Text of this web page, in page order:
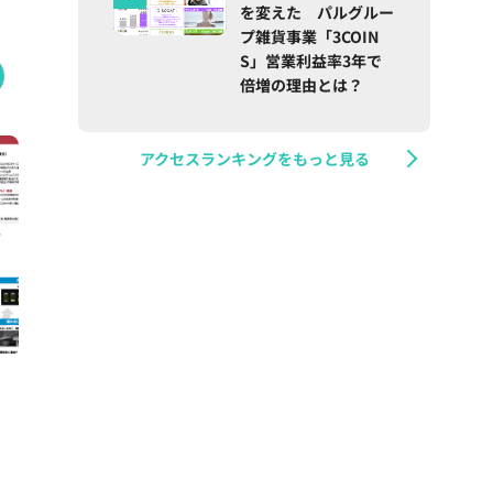
を変えた パルグルー
プ雑貨事業「3COIN
S」営業利益率3年で
倍増の理由とは？
アクセスランキングをもっと見る